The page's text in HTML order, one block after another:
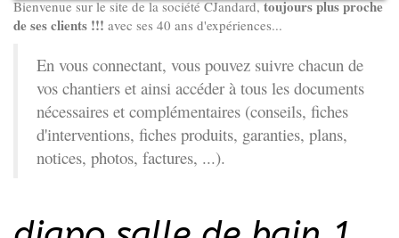
Bienvenue sur le site de la société CJandard,toujours plus proche
de ses clients !!! avec ses 40 ans d'expériences...
En vous connectant, vous pouvez suivre chacun de
vos chantiers et ainsi accéder à tous les documents
nécessaires et complémentaires (conseils, fiches
d'interventions, fiches produits, garanties, plans,
notices, photos, factures, ...).